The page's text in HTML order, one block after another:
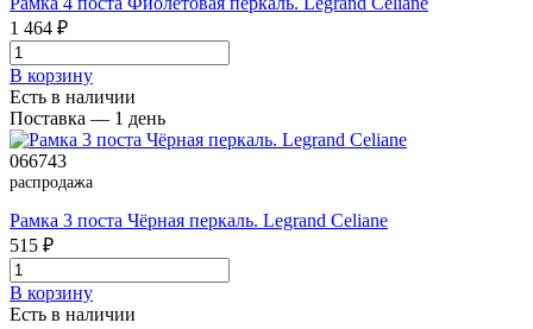
1 464 ₽
В корзинy
Есть в наличии
Поставка — 1 день
066743
распродажа
Рамка 3 поста Чёрная перкаль. Legrand Celiane
515 ₽
В корзинy
Есть в наличии